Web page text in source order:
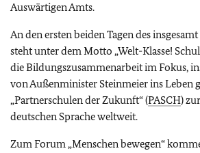
Auswärtigen Amts.
An den ersten beiden Tagen des
steht unter dem Motto „Welt-Klasse!
die Bildungszusammenarbeit im Fokus,
von Außenminister Steinmeier ins Leben
„Partnerschulen der Zukunft“ (PASCH)
deutschen Sprache weltweit.
Zum Forum „Menschen bewegen“